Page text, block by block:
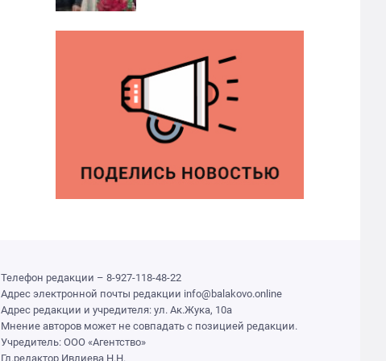
Телефон редакции – 8-927-118-48-22
Адрес электронной почты редакции info@balakovo.online
Адрес редакции и учредителя: ул. Ак.Жука, 10а
Мнение авторов может не совпадать с позицией редакции.
Учредитель: ООО «Агентство»
Гл.редактор Ивлиева Н.Н.